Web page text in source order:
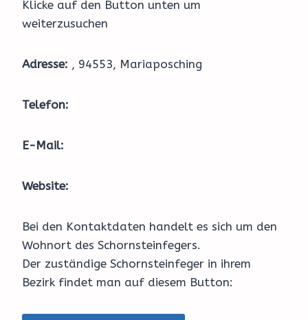
Klicke auf den Button unten um
weiterzusuchen
Adresse: , 94553, Mariaposching
Telefon:
E-Mail:
Website:
Bei den Kontaktdaten handelt es sich um den
Wohnort des Schornsteinfegers.
Der zuständige Schornsteinfeger in ihrem
Bezirk findet man auf diesem Button: